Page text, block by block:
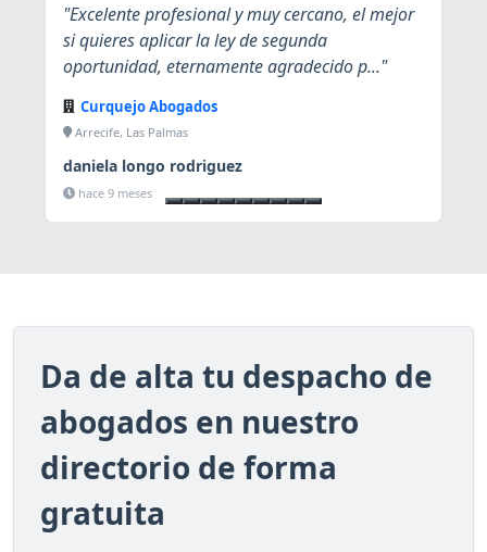
"Excelente profesional y muy cercano, el mejor
si quieres aplicar la ley de segunda
oportunidad, eternamente agradecido p..."
Curquejo Abogados
Arrecife, Las Palmas
daniela longo rodriguez
hace 9 meses
Da de alta tu despacho de
abogados en nuestro
directorio de forma
gratuita